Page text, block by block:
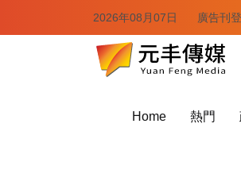
2026年08月07日 廣告刊登
Home 熱門